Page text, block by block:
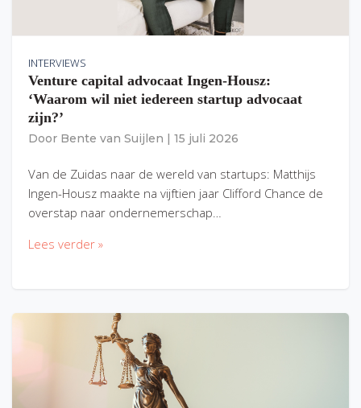
INTERVIEWS
Venture capital advocaat Ingen-Housz:
‘Waarom wil niet iedereen startup advocaat
zijn?’
Door Bente van Suijlen 15 juli 2026
Van de Zuidas naar de wereld van startups: Matthijs
Ingen-Housz maakte na vijftien jaar Clifford Chance de
overstap naar ondernemerschap…
Lees verder »